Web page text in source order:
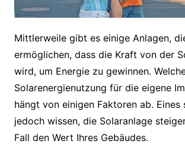
Mittlerweile gibt es einige Anlagen,
ermöglichen, dass die Kraft von der
wird, um Energie zu gewinnen.
Solarenergienutzung für die eigene
hängt von einigen Faktoren ab. Eines
jedoch wissen, die Solaranlage
Fall den Wert Ihres Gebäudes.